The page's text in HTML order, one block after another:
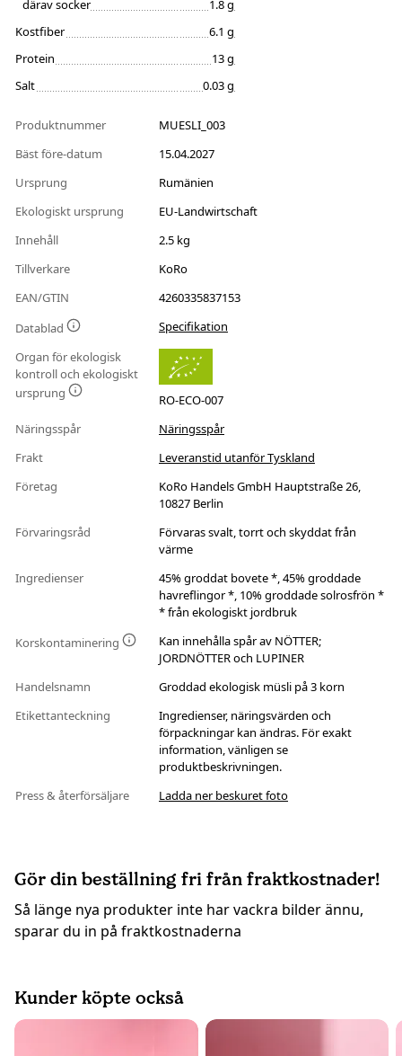
därav socker
1.8 g
Kostfiber
6.1 g
Protein
13 g
Salt
0.03 g
Produktnummer
MUESLI_003
Bäst före-datum
15.04.2027
Ursprung
Rumänien
Ekologiskt ursprung
EU-Landwirtschaft
Innehåll
2.5 kg
Tillverkare
KoRo
EAN/GTIN
4260335837153
Datablad
Specifikation
Organ för ekologisk
kontroll och ekologiskt
ursprung
RO-ECO-007
Näringsspår
Näringsspår
Frakt
Leveranstid utanför Tyskland
Företag
KoRo Handels GmbH Hauptstraße 26,
10827 Berlin
Förvaringsråd
Förvaras svalt, torrt och skyddat från
värme
Ingredienser
45% groddat bovete *, 45% groddade
havreflingor *, 10% groddade solrosfrön *
* från ekologiskt jordbruk
Korskontaminering
Kan innehålla spår av NÖTTER;
JORDNÖTTER och LUPINER
Handelsnamn
Groddad ekologisk müsli på 3 korn
Etikettanteckning
Ingredienser, näringsvärden och
förpackningar kan ändras. För exakt
information, vänligen se
produktbeskrivningen.
Press & återförsäljare
Ladda ner beskuret foto
Gör din beställning fri från fraktkostnader!
Så länge nya produkter inte har vackra bilder ännu,
sparar du in på fraktkostnaderna
Kunder köpte också